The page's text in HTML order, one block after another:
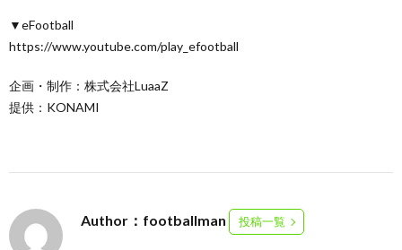
▼eFootball
https://www.youtube.com/play_efootball
企画・制作：株式会社LuaaZ
提供：KONAMI
Author：footballman 投稿一覧